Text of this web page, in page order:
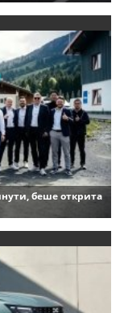
беше открита